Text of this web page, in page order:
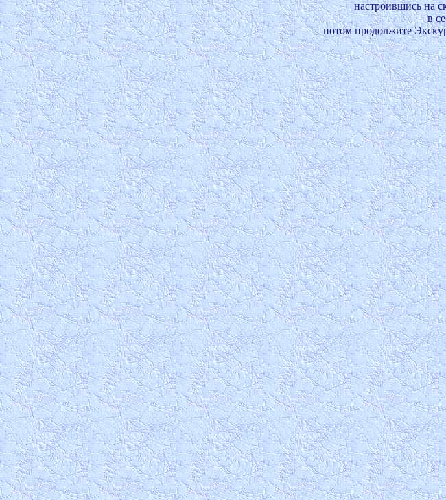
настроившись на
в
потом продолжите